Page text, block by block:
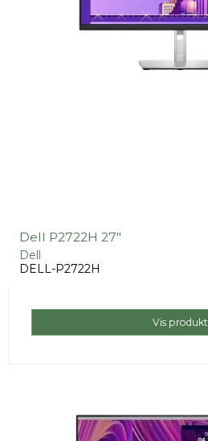
Dell P2722H 27"
Dell
DELL-P2722H
Vis produkt